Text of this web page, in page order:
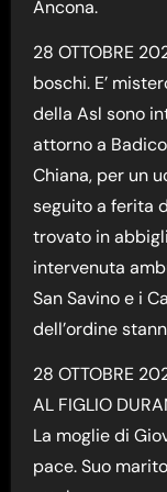
Ancona.
28 OTTOBRE
boschi. E’
della Asl sono
attorno a
Chiana, per un
seguito a ferita
trovato in
intervenuta
San Savino e i
dell’ordine
28 OTTOBRE
AL FIGLIO
La moglie di
pace. Suo